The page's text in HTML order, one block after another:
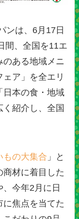
ンは、6月17日
間、全国を11エ
のある地域メニ
ア」を全エリ
日本の食・地域
紹介し、全国
もの大集合 」と
材に着目した
、今年2月に日
焦点を当てた